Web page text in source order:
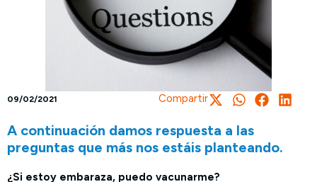
09/02/2021 Compartir
A continuación damos respuesta a las
preguntas que más nos estáis planteando.
¿Si estoy embaraza, puedo vacunarme?